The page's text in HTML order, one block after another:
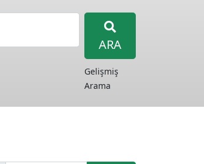
ARA
Gelişmiş
Arama